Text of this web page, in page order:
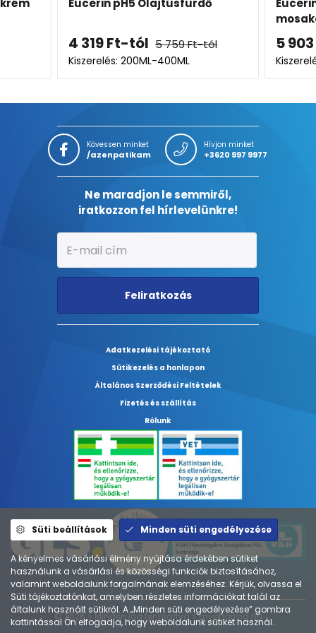
Eucerin pH5 Folyékony
5 903Ft 7 871Ft
Kiszerelés: 750ML
Kövessen minket
/azenpatikam
Hívjon minket
+3620 997 9977
Ne maradjon le semmiről,
iratkozzon fel hírlevelünkre!
Feliratkozás
Adatkezelési tájékoztató
Sütikezelés a honlapon
Általános Szerződési Feltételek
Fizetés és szállítás
Rólunk
© 2026 ⚕︎ Minden jog fenntartva ⚕︎ mypharma.hu
Süti beállítások Minden süti engedélyezése
A kényelmes vásárlási élmény nyújtása érdekében sütiket
használunk a vásárlási és közösségi funkciók biztosításához,
valamint weboldalunk forgalmának elemzéséhez. Kérjük, olvassa el
Süti tájékoztatónkat, amelyben részletes információkat talál az
általunk használt sütikről. A „Minden süti engedélyezése” gombra
kattintással Ön elfogadja, hogy weboldalunk sütiket használ.